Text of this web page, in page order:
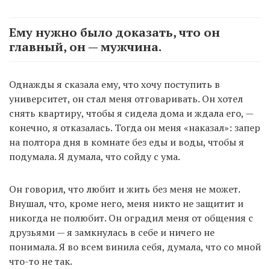
Ему нужно было доказать, что он
главный, он — мужчина.
Однажды я сказала ему, что хочу поступить в
университет, он стал меня отговаривать. Он хотел
снять квартиру, чтобы я сидела дома и ждала его, —
конечно, я отказалась. Тогда он меня «наказал»: запер
на полтора дня в комнате без еды и воды, чтобы я
подумала. Я думала, что сойду с ума.
Он говорил, что любит и жить без меня не может.
Внушал, что, кроме него, меня никто не защитит и
никогда не полюбит. Он оградил меня от общения с
друзьями — я замкнулась в себе и ничего не
понимала. Я во всем винила себя, думала, что со мной
что-то не так.